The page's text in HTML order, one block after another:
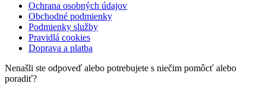
Ochrana osobných údajov
Obchodné podmienky
Podmienky služby
Pravidlá cookies
Doprava a platba
Nenašli ste odpoveď alebo potrebujete s niečim pomôcť alebo
poradiť?